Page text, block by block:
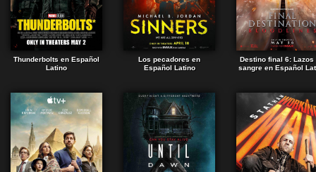
Thunderbolts en Español
Latino
Los pecadores en
Español Latino
Destino final 6: Lazos
sangre en Español